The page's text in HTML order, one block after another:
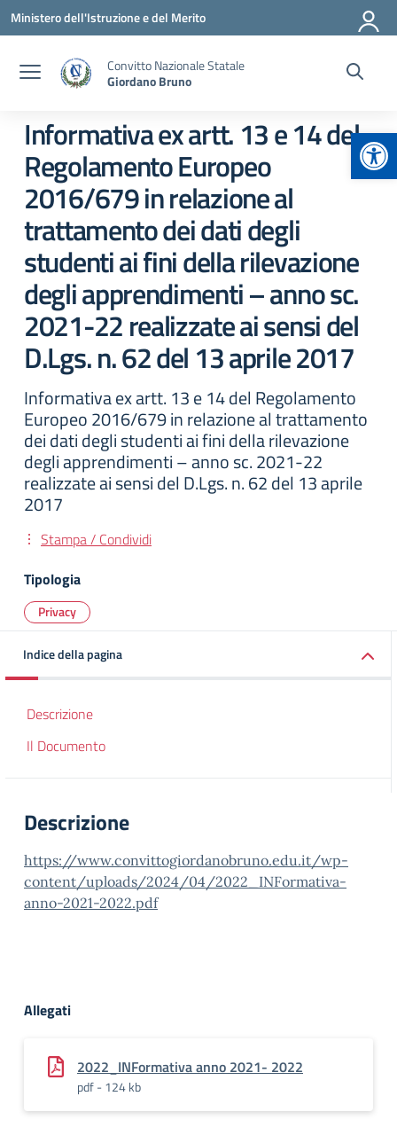
Vai ai contenuti
Vai al menu di navigazione
Vai al footer
Ministero dell'Istruzione e del Merito
Convitto Nazionale Statale
Giordano Bruno
Informativa ex artt. 13 e 14 del
Regolamento Europeo
2016/679 in relazione al
trattamento dei dati degli
studenti ai fini della rilevazione
degli apprendimenti – anno sc.
2021-22 realizzate ai sensi del
D.Lgs. n. 62 del 13 aprile 2017
Informativa ex artt. 13 e 14 del Regolamento
Europeo 2016/679 in relazione al trattamento
dei dati degli studenti ai fini della rilevazione
degli apprendimenti – anno sc. 2021-22
realizzate ai sensi del D.Lgs. n. 62 del 13 aprile
2017
Stampa / Condividi
Tipologia
Privacy
Indice della pagina
Descrizione
Il Documento
Descrizione
https://www.convittogiordanobruno.edu.it/wp-
content/uploads/2024/04/2022_INFormativa-
anno-2021-2022.pdf
Allegati
2022_INFormativa anno 2021- 2022
pdf - 124 kb